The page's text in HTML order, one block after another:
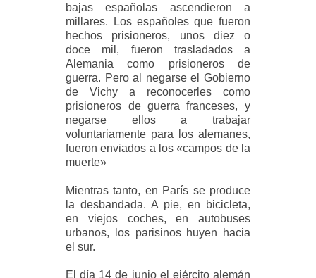
bajas españolas ascendieron a
millares. Los españoles que fueron
hechos prisioneros, unos diez o
doce mil, fueron trasladados a
Alemania como prisioneros de
guerra. Pero al negarse el Gobierno
de Vichy a reconocerles como
prisioneros de guerra franceses, y
negarse ellos a trabajar
voluntariamente para los alemanes,
fueron enviados a los «campos de la
muerte»
Mientras tanto, en París se produce
la desbandada. A pie, en bicicleta,
en viejos coches, en autobuses
urbanos, los parisinos huyen hacia
el sur.
El día 14 de junio el ejército alemán